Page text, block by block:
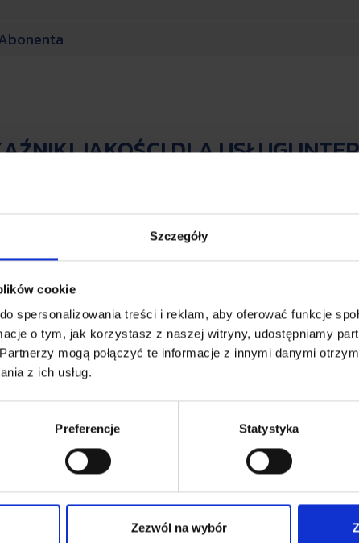
Szczegóły
cookie
spersonalizowania treści i reklam, aby oferować funkcje
o tym, jak korzystasz z naszej witryny, udostępniamy
mogą połączyć te informacje z innymi danymi
z ich usług.
Preferencje Statystyka
Zezwól na wybór
JAKOŚCI DLA USŁUGI
danych wysyłania/odbierania danych
490/49
700/70
1400/140
jaka może być rzeczywiście osiągnięta przez
w sprzyjających okolicznościach, w szczególności w